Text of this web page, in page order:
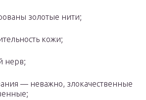
золотые нити;
кожи;
нерв;
— неважно, злокачественные